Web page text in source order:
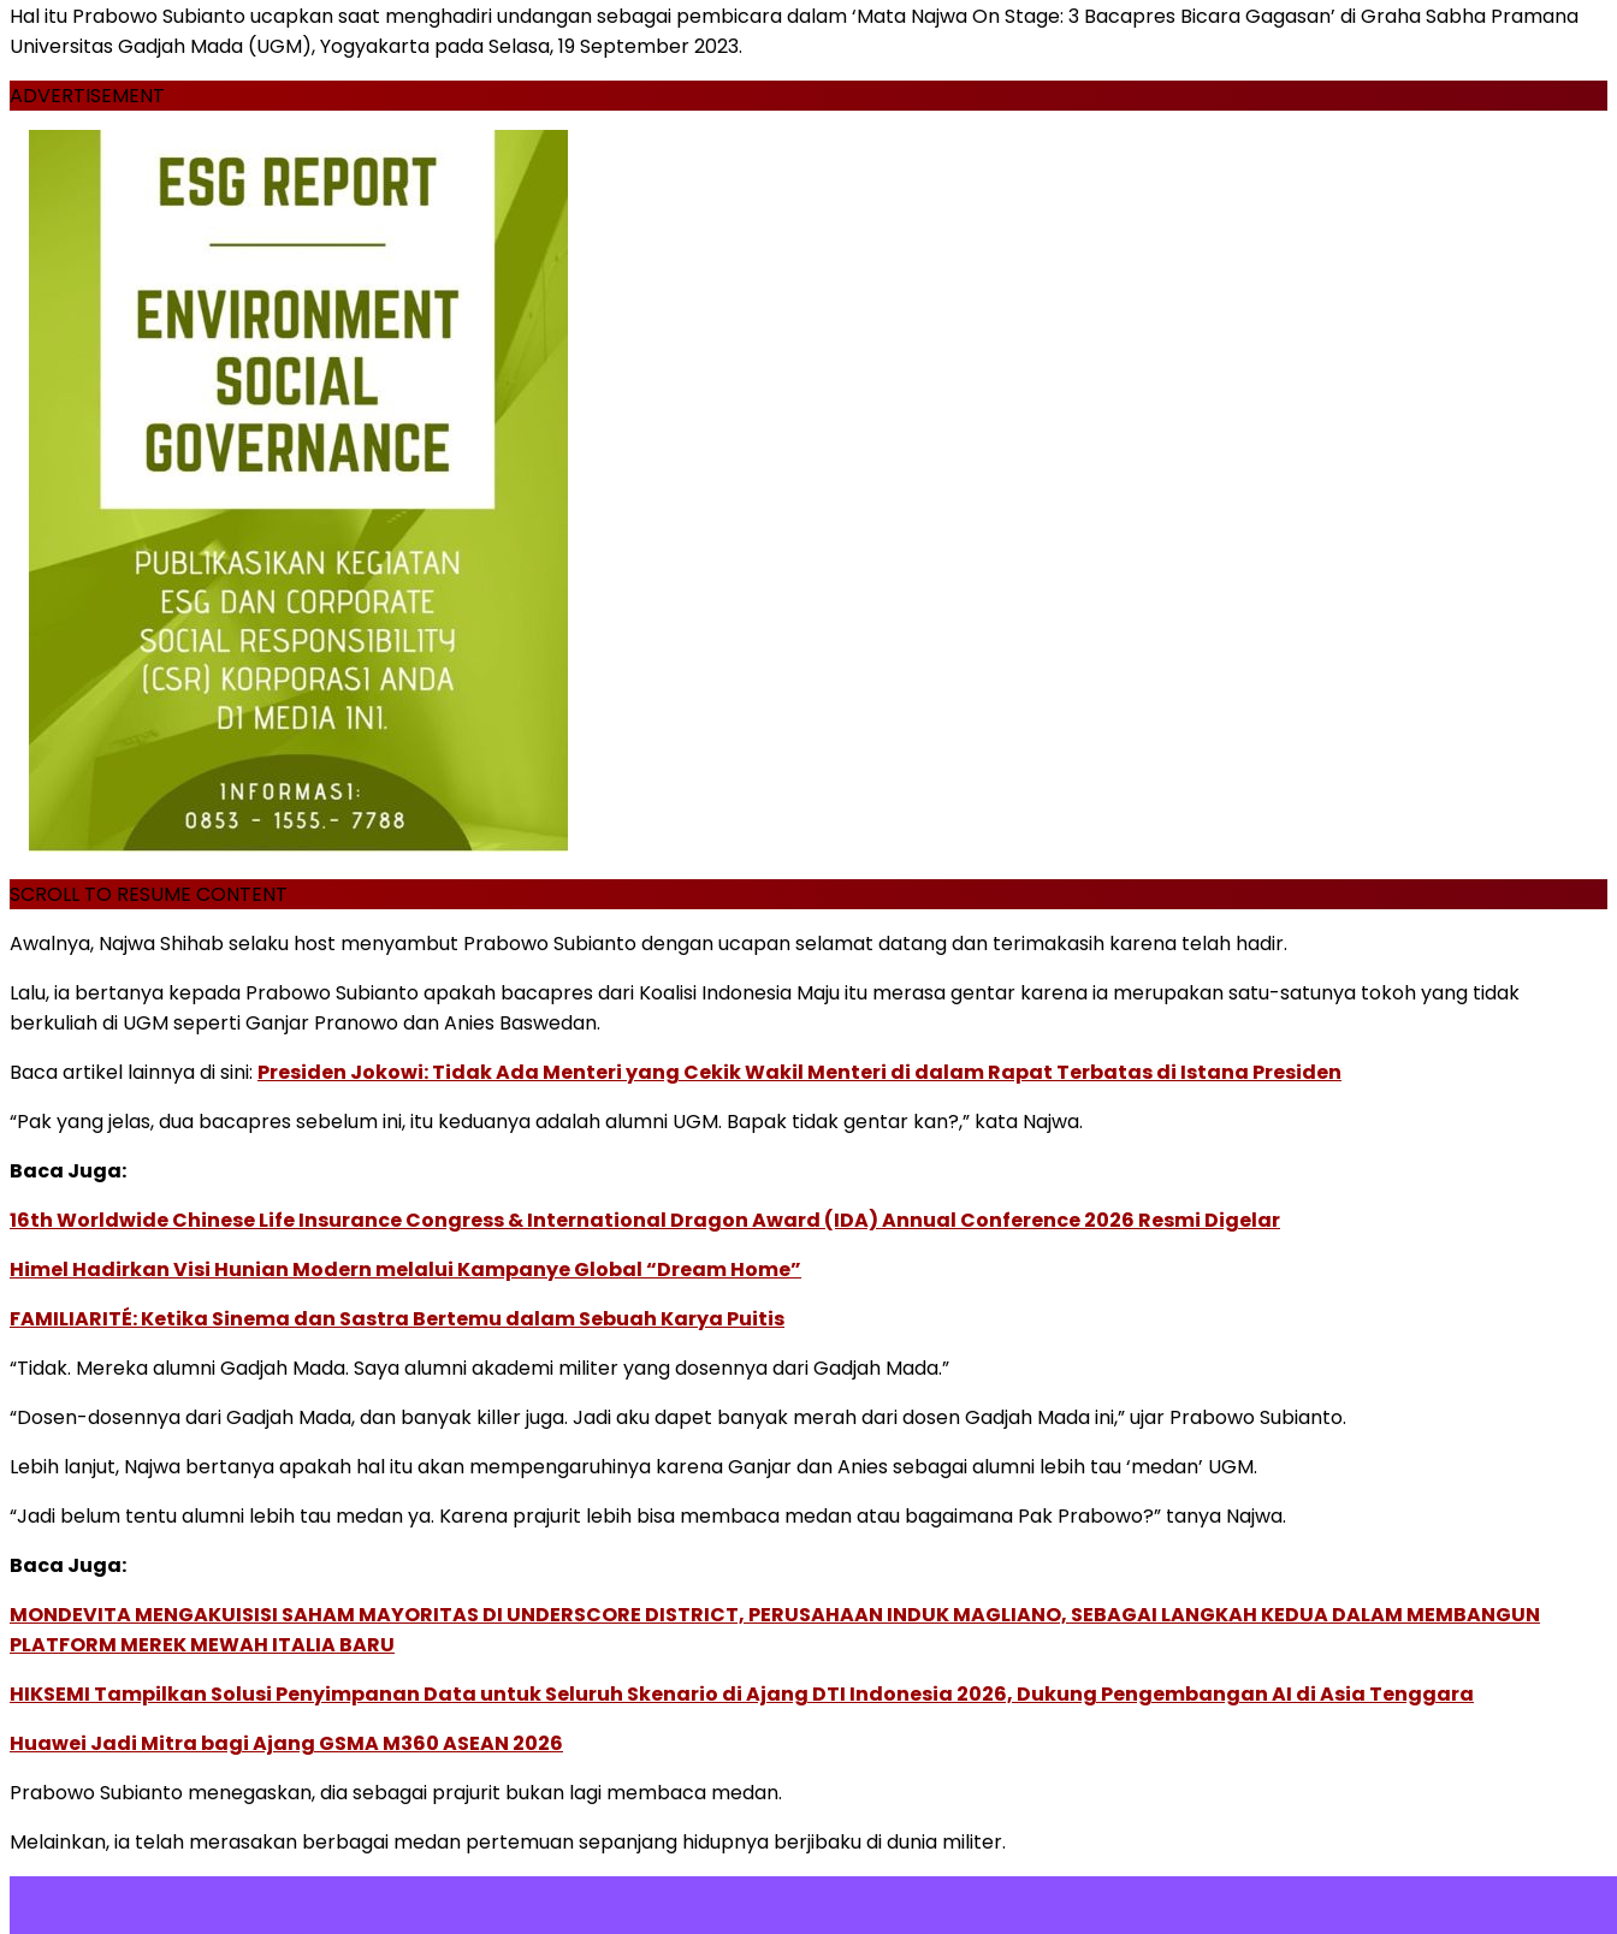
Hal itu Prabowo Subianto ucapkan saat menghadiri undangan sebagai pembicara dalam ‘Mata Najwa On Stage: 3 Bacapres Bicara Gagasan’ di Graha Sabha Pramana
Universitas Gadjah Mada (UGM), Yogyakarta pada Selasa, 19 September 2023.
ADVERTISEMENT
SCROLL TO RESUME CONTENT
Awalnya, Najwa Shihab selaku host menyambut Prabowo Subianto dengan ucapan selamat datang dan terimakasih karena telah hadir.
Lalu, ia bertanya kepada Prabowo Subianto apakah bacapres dari Koalisi Indonesia Maju itu merasa gentar karena ia merupakan satu-satunya tokoh yang tidak
berkuliah di UGM seperti Ganjar Pranowo dan Anies Baswedan.
Baca artikel lainnya di sini: Presiden Jokowi: Tidak Ada Menteri yang Cekik Wakil Menteri di dalam Rapat Terbatas di Istana Presiden
“Pak yang jelas, dua bacapres sebelum ini, itu keduanya adalah alumni UGM. Bapak tidak gentar kan?,” kata Najwa.
Baca Juga:
16th Worldwide Chinese Life Insurance Congress & International Dragon Award (IDA) Annual Conference 2026 Resmi Digelar
Himel Hadirkan Visi Hunian Modern melalui Kampanye Global “Dream Home”
FAMILIARITÉ: Ketika Sinema dan Sastra Bertemu dalam Sebuah Karya Puitis
“Tidak. Mereka alumni Gadjah Mada. Saya alumni akademi militer yang dosennya dari Gadjah Mada.”
“Dosen-dosennya dari Gadjah Mada, dan banyak killer juga. Jadi aku dapet banyak merah dari dosen Gadjah Mada ini,” ujar Prabowo Subianto.
Lebih lanjut, Najwa bertanya apakah hal itu akan mempengaruhinya karena Ganjar dan Anies sebagai alumni lebih tau ‘medan’ UGM.
“Jadi belum tentu alumni lebih tau medan ya. Karena prajurit lebih bisa membaca medan atau bagaimana Pak Prabowo?” tanya Najwa.
Baca Juga:
MONDEVITA MENGAKUISISI SAHAM MAYORITAS DI UNDERSCORE DISTRICT, PERUSAHAAN INDUK MAGLIANO, SEBAGAI LANGKAH KEDUA DALAM MEMBANGUN
PLATFORM MEREK MEWAH ITALIA BARU
HIKSEMI Tampilkan Solusi Penyimpanan Data untuk Seluruh Skenario di Ajang DTI Indonesia 2026, Dukung Pengembangan AI di Asia Tenggara
Huawei Jadi Mitra bagi Ajang GSMA M360 ASEAN 2026
Prabowo Subianto menegaskan, dia sebagai prajurit bukan lagi membaca medan.
Melainkan, ia telah merasakan berbagai medan pertemuan sepanjang hidupnya berjibaku di dunia militer.